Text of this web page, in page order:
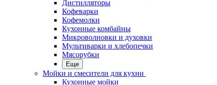
Дистилляторы
Кофеварки
Кофемолки
Кухонные комбайны
Микроволновки и духовки
Мультиварки и хлебопечки
Мясорубки
Еще
Мойки и смесители для кухни
Кухонные мойки